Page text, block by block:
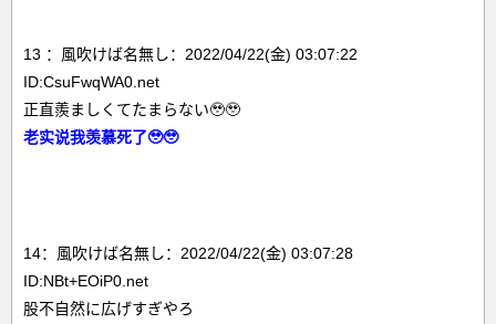
13 ：風吹けば名無し：2022/04/22(金) 03:07:22
ID:CsuFwqWA0.net
正直羨ましくてたまらない🥹🥹
老实说我羡慕死了🥹🥹
14：風吹けば名無し：2022/04/22(金) 03:07:28
ID:NBt+EOiP0.net
股不自然に広げすぎやろ